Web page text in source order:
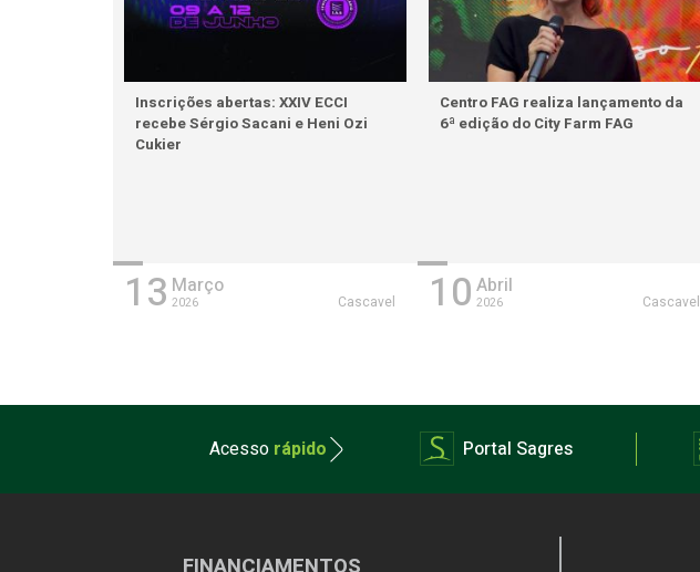
Inscrições abertas: XXIV ECCI
recebe Sérgio Sacani e Heni Ozi
Cukier
13 Março
2026 Cascavel
Centro FAG realiza lançamento da
6ª edição do City Farm FAG
10 Abril
2026 Cascavel
Acesso rápido Portal Sagres